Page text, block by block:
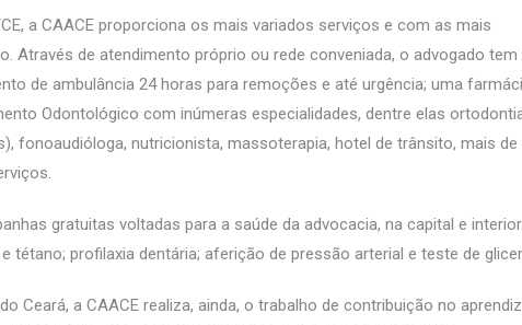
a CAACE proporciona os mais variados serviços e com as mais
Através de atendimento próprio ou rede conveniada, o advogado tem
de ambulância 24 horas para remoções e até urgência; uma
Odontológico com inúmeras especialidades, dentre elas
fonoaudióloga, nutricionista, massoterapia, hotel de trânsito, mais de
gratuitas voltadas para a saúde da advocacia, na capital e
tétano; profilaxia dentária; aferição de pressão arterial e teste de
Ceará, a CAACE realiza, ainda, o trabalho de contribuição no